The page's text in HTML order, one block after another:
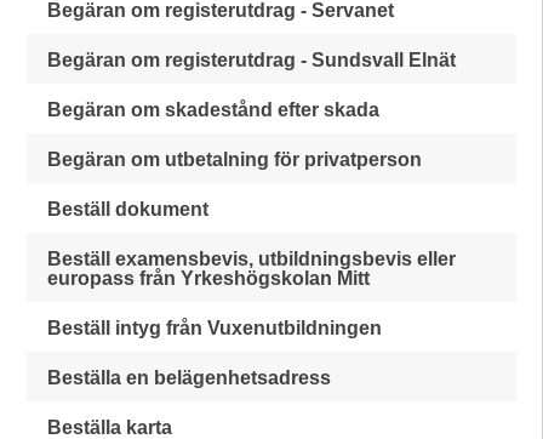
Begäran om registerutdrag - Servanet
Begäran om registerutdrag - Sundsvall Elnät
Begäran om skadestånd efter skada
Begäran om utbetalning för privatperson
Beställ dokument
Beställ examensbevis, utbildningsbevis eller
europass från Yrkeshögskolan Mitt
Beställ intyg från Vuxenutbildningen
Beställa en belägenhetsadress
Beställa karta